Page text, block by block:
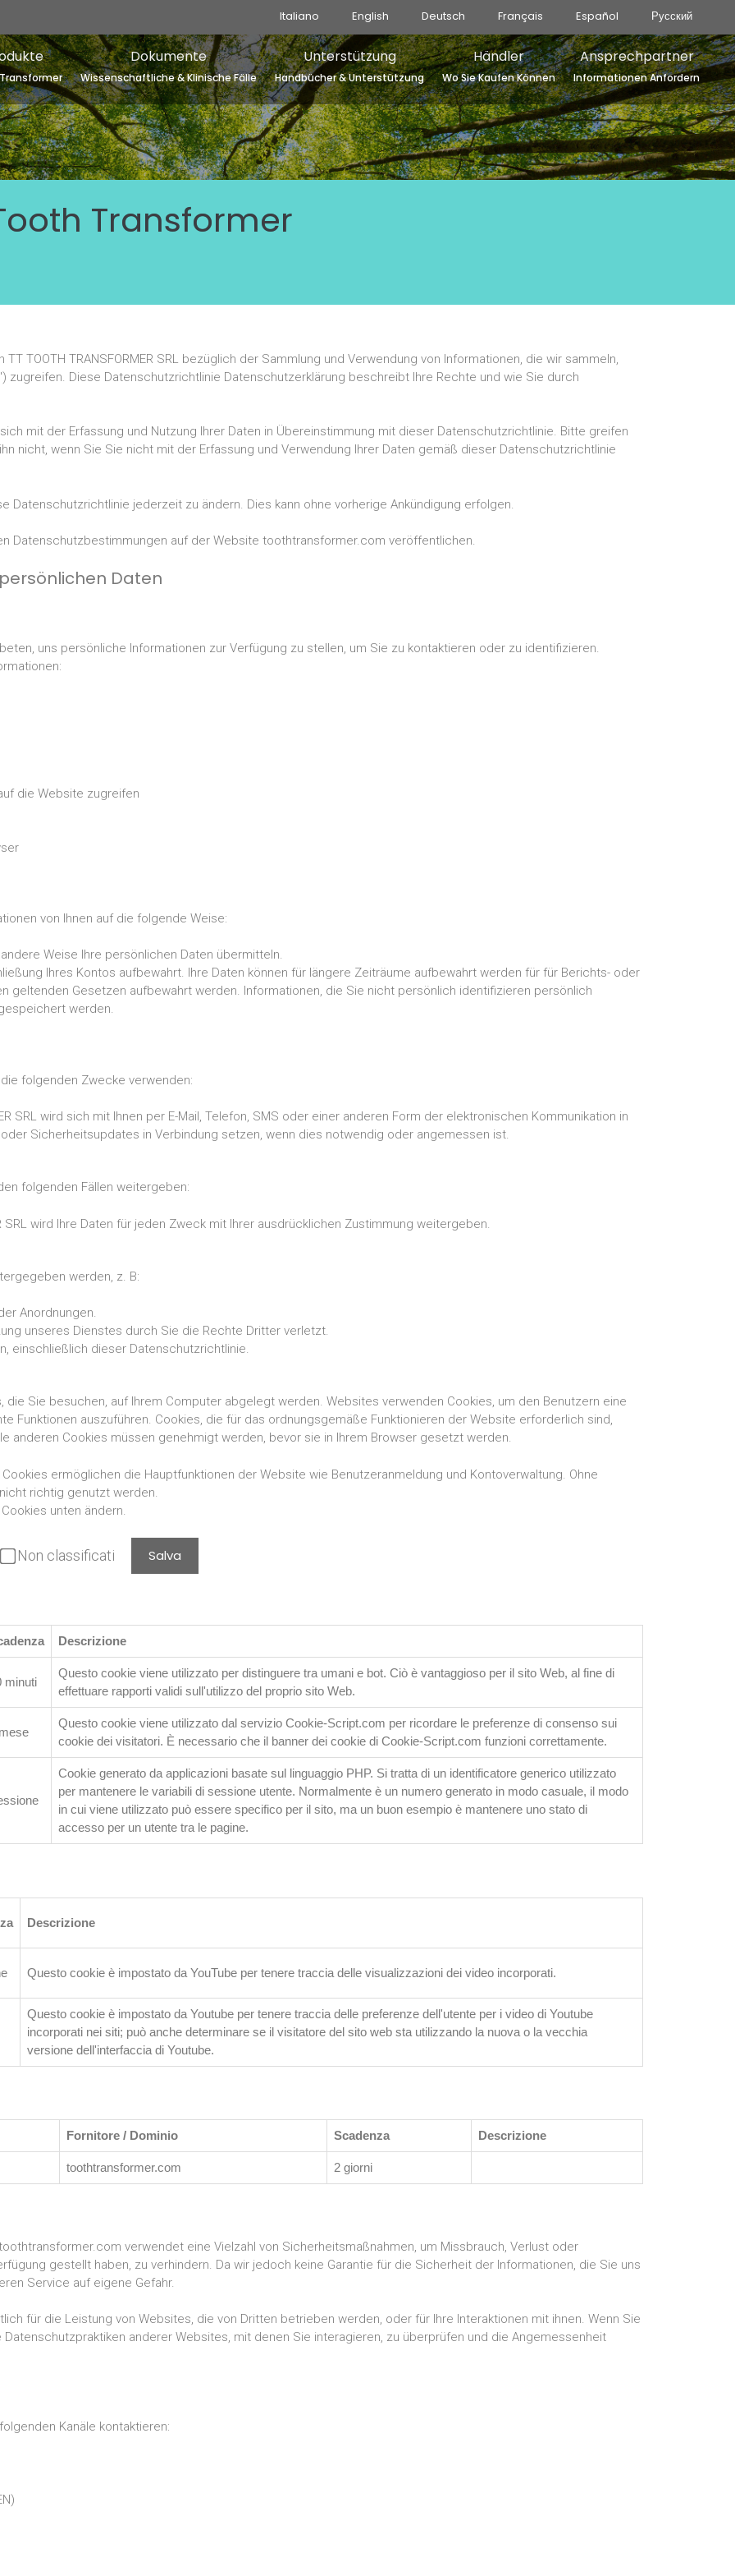
Italiano English Deutsch Français Español Русский
Dokumente
Wissenschaftliche & Klinische Fälle
Unterstützung
Handbücher & Unterstützung
Händler
Wo Sie Kaufen Können
Ansprechpartner
Informationen Anfordern
Transformer
TOOTH TRANSFORMER SRL bezüglich der Sammlung und Verwendung von Informationen, die wir sammeln,
Diese Datenschutzrichtlinie Datenschutzerklärung beschreibt Ihre Rechte und wie Sie durch
mit der Erfassung und Nutzung Ihrer Daten in Übereinstimmung mit dieser Datenschutzrichtlinie. Bitte greifen
nicht, wenn Sie Sie nicht mit der Erfassung und Verwendung Ihrer Daten gemäß dieser Datenschutzrichtlinie
Datenschutzrichtlinie jederzeit zu ändern. Dies kann ohne vorherige Ankündigung erfolgen.
Datenschutzbestimmungen auf der Website toothtransformer.com veröffentlichen.
Daten
uns persönliche Informationen zur Verfügung zu stellen, um Sie zu kontaktieren oder zu identifizieren.
die Website zugreifen
von Ihnen auf die folgende Weise:
Weise Ihre persönlichen Daten übermitteln.
Ihres Kontos aufbewahrt. Ihre Daten können für längere Zeiträume aufbewahrt werden für für Berichts- oder
geltenden Gesetzen aufbewahrt werden. Informationen, die Sie nicht persönlich identifizieren persönlich
werden.
folgenden Zwecke verwenden:
SRL wird sich mit Ihnen per E-Mail, Telefon, SMS oder einer anderen Form der elektronischen Kommunikation in
Sicherheitsupdates in Verbindung setzen, wenn dies notwendig oder angemessen ist.
folgenden Fällen weitergeben:
SRL wird Ihre Daten für jeden Zweck mit Ihrer ausdrücklichen Zustimmung weitergeben.
werden, z. B:
Anordnungen.
unseres Dienstes durch Sie die Rechte Dritter verletzt.
einschließlich dieser Datenschutzrichtlinie.
die Sie besuchen, auf Ihrem Computer abgelegt werden. Websites verwenden Cookies, um den Benutzern eine
Funktionen auszuführen. Cookies, die für das ordnungsgemäße Funktionieren der Website erforderlich sind,
anderen Cookies müssen genehmigt werden, bevor sie in Ihrem Browser gesetzt werden.
ermöglichen die Hauptfunktionen der Website wie Benutzeranmeldung und Kontoverwaltung. Ohne
richtig genutzt werden.
unten ändern.
Non classificati Salva
Descrizione
minuti
Questo cookie viene utilizzato per distinguere tra umani e bot. Ciò è vantaggioso per il sito Web, al fine di
effettuare rapporti validi sull'utilizzo del proprio sito Web.
Questo cookie viene utilizzato dal servizio Cookie-Script.com per ricordare le preferenze di consenso sui
cookie dei visitatori. È necessario che il banner dei cookie di Cookie-Script.com funzioni correttamente.
Cookie generato da applicazioni basate sul linguaggio PHP. Si tratta di un identificatore generico utilizzato
per mantenere le variabili di sessione utente. Normalmente è un numero generato in modo casuale, il modo
in cui viene utilizzato può essere specifico per il sito, ma un buon esempio è mantenere uno stato di
accesso per un utente tra le pagine.
Descrizione
Questo cookie è impostato da YouTube per tenere traccia delle visualizzazioni dei video incorporati.
Questo cookie è impostato da Youtube per tenere traccia delle preferenze dell'utente per i video di Youtube
incorporati nei siti; può anche determinare se il visitatore del sito web sta utilizzando la nuova o la vecchia
versione dell'interfaccia di Youtube.
Fornitore / Dominio Scadenza Descrizione
toothtransformer.com 2 giorni
verwendet eine Vielzahl von Sicherheitsmaßnahmen, um Missbrauch, Verlust oder
gestellt haben, zu verhindern. Da wir jedoch keine Garantie für die Sicherheit der Informationen, die Sie uns
Service auf eigene Gefahr.
für die Leistung von Websites, die von Dritten betrieben werden, oder für Ihre Interaktionen mit ihnen. Wenn Sie
anderer Websites, mit denen Sie interagieren, zu überprüfen und die Angemessenheit
Kanäle kontaktieren: